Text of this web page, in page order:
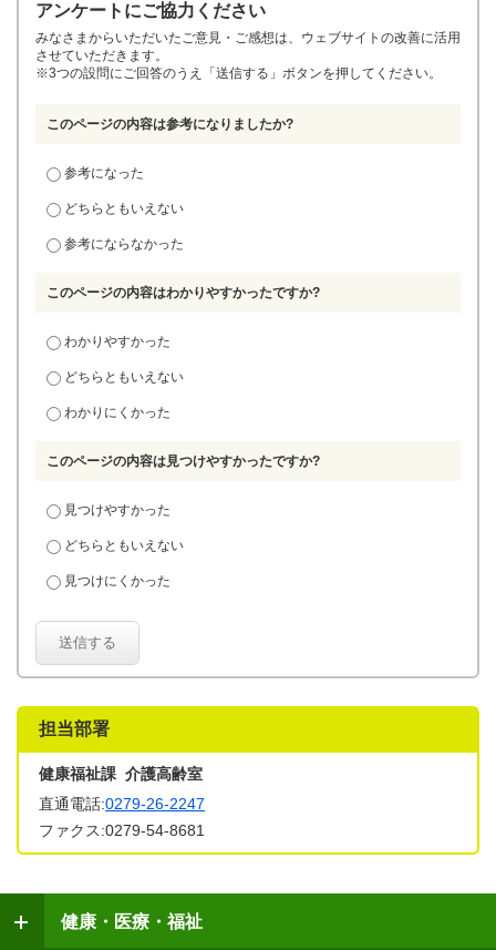
アンケートにご協力ください
みなさまからいただいたご意見・ご感想は、ウェブサイトの改善に活用
させていただきます。
※3つの設問にご回答のうえ「送信する」ボタンを押してください。
このページの内容は参考になりましたか?
参考になった
どちらともいえない
参考にならなかった
このページの内容はわかりやすかったですか?
わかりやすかった
どちらともいえない
わかりにくかった
このページの内容は見つけやすかったですか?
見つけやすかった
どちらともいえない
見つけにくかった
送信する
担当部署
健康福祉課 介護高齢室
直通電話:0279-26-2247
ファクス:0279-54-8681
健康・医療・福祉